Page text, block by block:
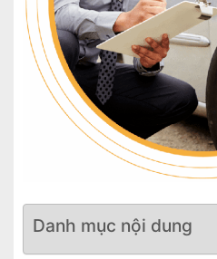
Danh mục nội dung